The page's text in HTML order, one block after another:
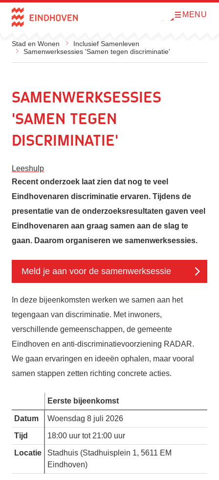
Direct naar de inhoud
O
MENU
Stad en Wonen
Inclusief Samenleven
Samenwerksessies 'Samen tegen discriminatie'
Samenwerksessies
'Samen tegen
discriminatie'
Leeshulp
Recent onderzoek laat zien dat nog te veel
Eindhovenaren discriminatie ervaren. Tijdens de
presentatie van de onderzoeksresultaten gaven veel
Eindhovenaren aan graag samen aan de slag te
gaan. Daarom organiseren we samenwerksessies.
Meld je aan voor de samenwerksessie
In deze bijeenkomsten werken we samen aan het
tegengaan van discriminatie. Met inwoners,
verschillende gemeenschappen, de gemeente
Eindhoven en anti-discriminatievoorziening RADAR.
We gaan ervaringen en ideeën ophalen, maar vooral
samen stappen zetten richting concrete acties.
Eerste bijeenkomst
Datum Woensdag 8 juli 2026
Tijd 18:00 uur tot 21:00 uur
Locatie
Stadhuis (Stadhuisplein 1, 5611 EM
Eindhoven)